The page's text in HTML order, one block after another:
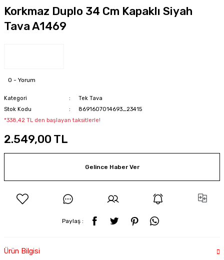
Korkmaz Duplo 34 Cm Kapaklı Siyah
Tava A1469
0 - Yorum
Kategori
Tek Tava
Stok Kodu
8691607014693_23415
*338,42 TL den başlayan taksitlerle!
2.549,00 TL
Gelince Haber Ver
Paylaş :
Ürün Bilgisi